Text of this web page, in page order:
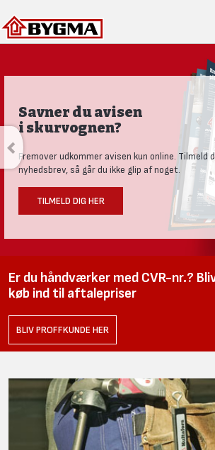
Savner du avisen
i skurvognen?
Fremover udkommer avisen kun online. Tilmeld
nyhedsbrev, så går du ikke glip af noget.
TILMELD DIG HER
Er du håndværker med CVR-nr.?
køb ind til aftalepriser
BLIV PROFFKUNDE HER